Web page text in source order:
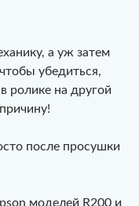
а уж затем
убедиться,
ролике на другой
после просушки
моделей R200 и